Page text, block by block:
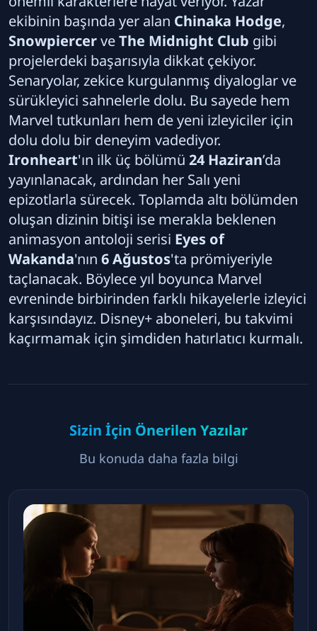
ekibinin başında yer alan Chinaka Hodge,
SnowpiercerveThe Midnight Club gibi
projelerdeki başarısıyla dikkat çekiyor.
Senaryolar, zekice kurgulanmış diyaloglar ve
sürükleyici sahnelerle dolu. Bu sayede hem
Marvel tutkunları hem de yeni izleyiciler için
dolu dolu bir deneyim vadediyor.
Ironheart'ın ilk üç bölümü 24 Haziran’da
yayınlanacak, ardından her Salı yeni
epizotlarla sürecek. Toplamda altı bölümden
oluşan dizinin bitişi ise merakla beklenen
animasyon antoloji serisi Eyes of
Wakanda'nın 6 Ağustos'ta prömiyeriyle
taçlanacak. Böylece yıl boyunca Marvel
evreninde birbirinden farklı hikayelerle izleyici
karşısındayız. Disney+ aboneleri, bu takvimi
kaçırmamak için şimdiden hatırlatıcı kurmalı.
Sizin İçin Önerilen Yazılar
Bu konuda daha fazla bilgi